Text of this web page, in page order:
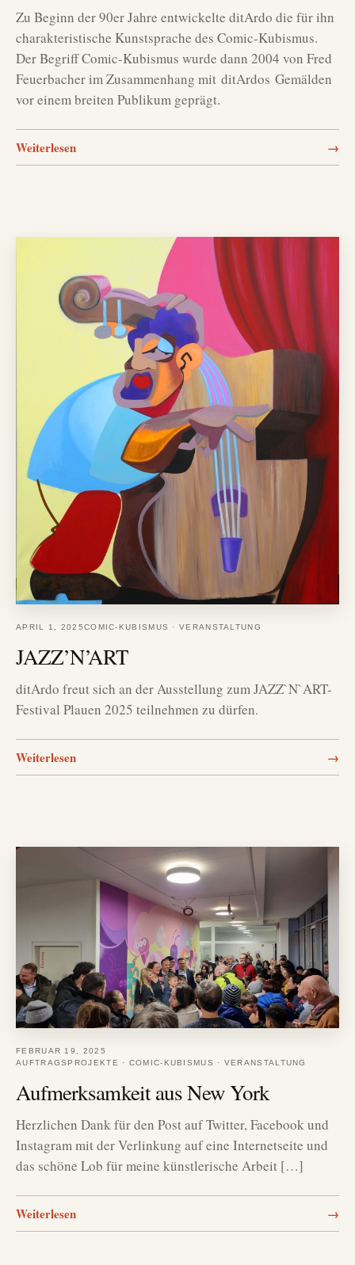
Zu Beginn der 90er Jahre entwickelte ditArdo die für ihn
charakteristische Kunstsprache des Comic-Kubismus.
Der Begriff Comic-Kubismus wurde dann 2004 von Fred
Feuerbacher im Zusammenhang mit ditArdos Gemälden
vor einem breiten Publikum geprägt.
Weiterlesen →
APRIL 1, 2025COMIC-KUBISMUS ·VERANSTALTUNG
JAZZ’N’ART
ditArdo freut sich an der Ausstellung zum JAZZ`N`ART-
Festival Plauen 2025 teilnehmen zu dürfen.
Weiterlesen →
FEBRUAR 19, 2025
AUFTRAGSPROJEKTE
· COMIC-KUBISMUS · VERANSTALTUNG
Aufmerksamkeit aus New York
Herzlichen Dank für den Post auf Twitter, Facebook und
Instagram mit der Verlinkung auf eine Internetseite und
das schöne Lob für meine künstlerische Arbeit […]
Weiterlesen →